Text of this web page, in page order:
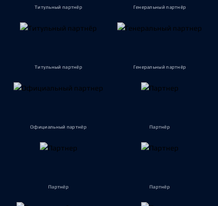
Титульный партнёр Генеральный партнёр
Титульный партнёр Генеральный партнёр
Официальный партнёр Партнёр
Партнёр Партнёр